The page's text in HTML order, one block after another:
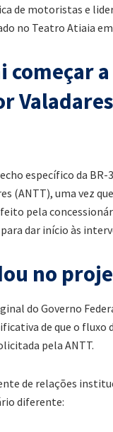
de motoristas e
no Teatro Atiaia em
começar
específico da
(ANTT), uma vez
pela
dar início às
no
do Governo
de que o
pela ANTT.
de relações
diferente: